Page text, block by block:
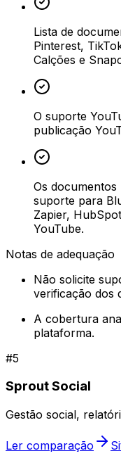
Lista de
Pinterest,
Calções e
O suporte
publicação
Os
suporte para
Zapier,
YouTube.
Notas de adequação
Não solicite
verificação dos
A cobertura
plataforma.
#5
Sprout Social
Gestão social,
Ler comparação